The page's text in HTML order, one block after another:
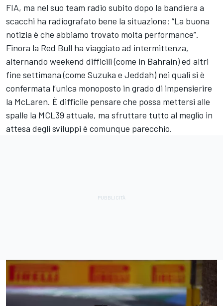
FIA, ma nel suo team radio subito dopo la bandiera a
scacchi ha radiografato bene la situazione: “La buona
notizia è che abbiamo trovato molta performance”.
Finora la Red Bull ha viaggiato ad intermittenza,
alternando weekend difficili (come in Bahrain) ed altri
fine settimana (come Suzuka e Jeddah) nei quali si è
confermata l’unica monoposto in grado di impensierire
la McLaren. È difficile pensare che possa mettersi alle
spalle la MCL39 attuale, ma sfruttare tutto al meglio in
attesa degli sviluppi è comunque parecchio.